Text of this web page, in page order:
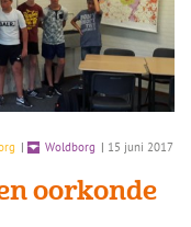
| Woldborg | 15 juni 2017
oorkonde